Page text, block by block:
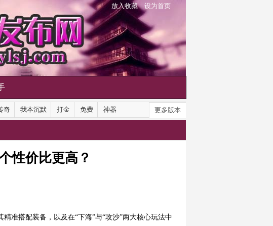
放入收藏 设为首页
奇 我本沉默 打金 免费 神器 更多版本
性价比更高？
精准搭配装备 ，以及在“下海”与“攻沙”两大核心玩法中